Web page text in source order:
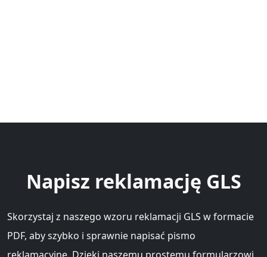
Napisz reklamację GLS
Skorzystaj z naszego wzoru reklamacji GLS w formacie
PDF, aby szybko i sprawnie napisać pismo